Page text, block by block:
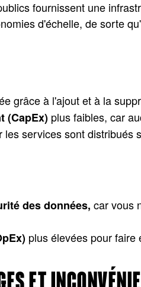
fournissent une
d'échelle, de sorte
grâce à l'ajout et à la
(CapEx) plus faibles, car
les services sont distribués
des données, car vous
plus élevées pour